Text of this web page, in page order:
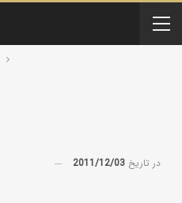
در تاریخ 2011/12/03